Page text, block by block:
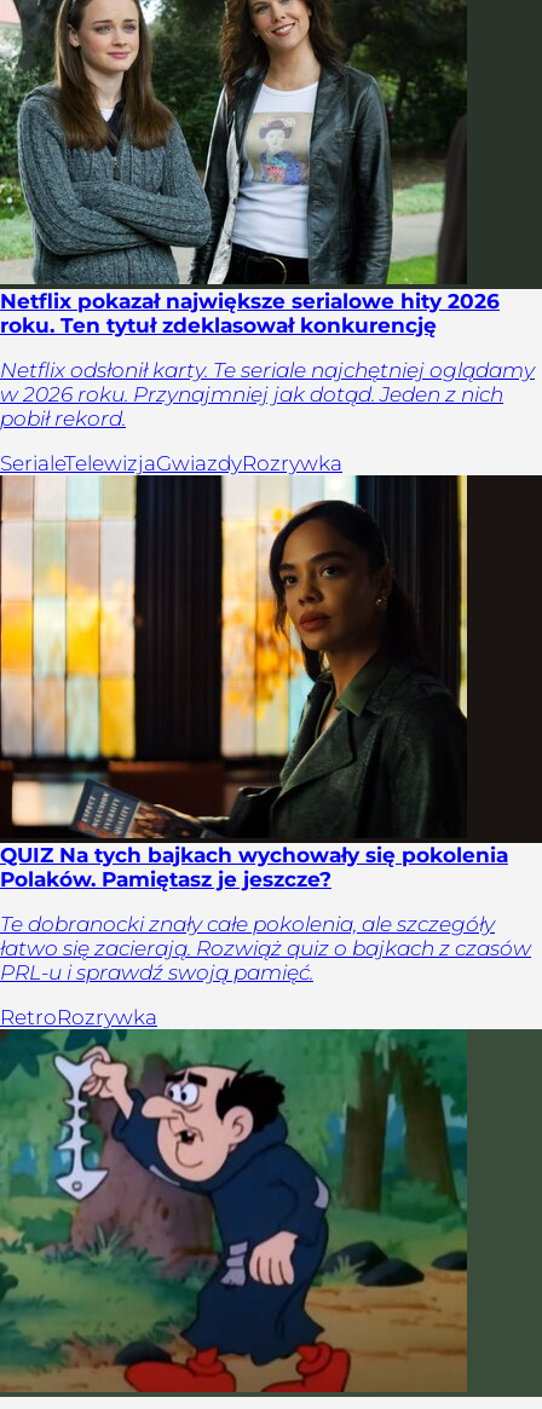
Netflix pokazał największe serialowe hity 2026
roku. Ten tytuł zdeklasował konkurencję
Netflix odsłonił karty. Te seriale najchętniej oglądamy
w 2026 roku. Przynajmniej jak dotąd. Jeden z nich
pobił rekord.
SerialeTelewizjaGwiazdyRozrywka
QUIZ Na tych bajkach wychowały się pokolenia
Polaków. Pamiętasz je jeszcze?
Te dobranocki znały całe pokolenia, ale szczegóły
łatwo się zacierają. Rozwiąż quiz o bajkach z czasów
PRL-u i sprawdź swoją pamięć.
RetroRozrywka